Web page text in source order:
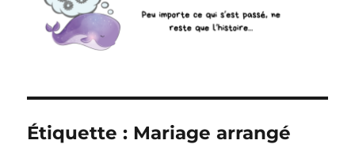
Étiquette : Mariage arrangé